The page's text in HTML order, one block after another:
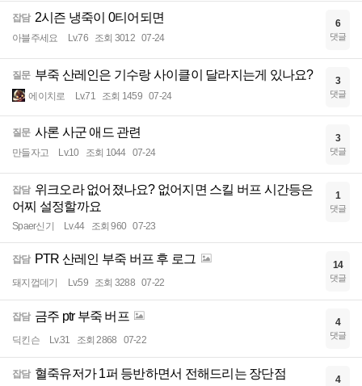
잡담 2시즌 냉죽이 0티어되면
아블주세요 Lv.76 조회 3012 07-24
6
댓글
질문 부죽 산레인은 기수랑 사이클이 달라지는게 있나요?
에이치로 Lv.71 조회 1459 07-24
3
댓글
질문 사론 사군 애드 관련
만들자고 Lv.10 조회 1044 07-24
3
댓글
잡담 위크오라 없어졌나요? 없어지면 스킬 버프 시간등은
어찌 설정할까요
Spaer신기 Lv.44 조회 960 07-23
1
댓글
잡담 PTR 산레인 부죽 버프 후 로그
돼지껍데기 Lv.59 조회 3288 07-22
14
댓글
잡담 금주 ptr 부죽 버프
딕킨슨 Lv.31 조회 2868 07-22
4
댓글
잡담 혈죽유저가 1퍼 등반하면서 전해드리는 장단점 4